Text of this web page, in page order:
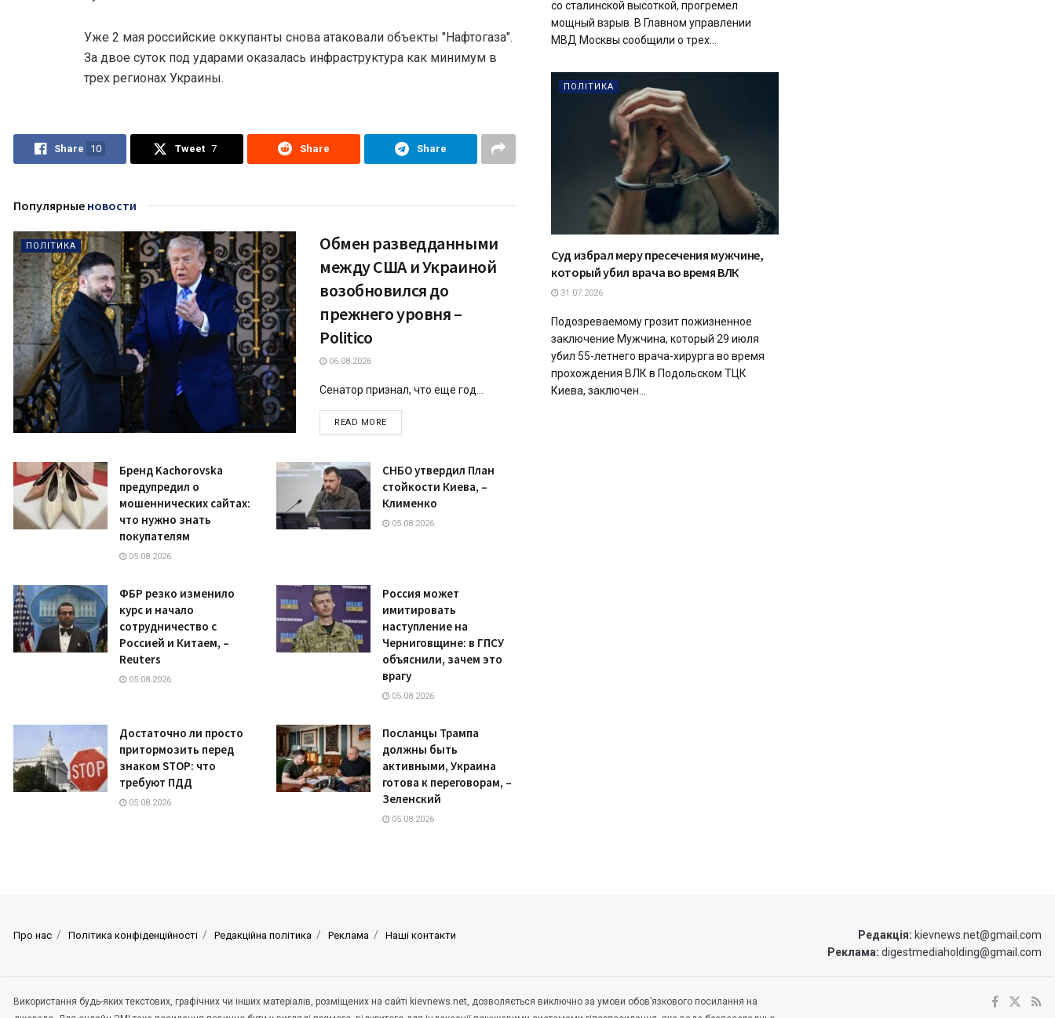
Уже 2 мая российские оккупанты снова атаковали объекты "Нафтогаза".
За двое суток под ударами оказалась инфраструктура как минимум в
трех регионах Украины.
Share 10 Tweet 7 Share Share
Популярные новости
ПОЛІТИКА
Обмен разведданными
между США и Украиной
возобновился до
прежнего уровня –
Politico
06.08.2026
Сенатор признал, что еще год...
READ MOREDETAILS
Бренд Kachorovska
предупредил о
мошеннических сайтах:
что нужно знать
покупателям
05.08.2026
СНБО утвердил План
стойкости Киева, –
Клименко
05.08.2026
ФБР резко изменило
курс и начало
сотрудничество с
Россией и Китаем, –
Reuters
05.08.2026
Россия может
имитировать
наступление на
Черниговщине: в ГПСУ
объяснили, зачем это
врагу
05.08.2026
Достаточно ли просто
притормозить перед
знаком STOP: что
требуют ПДД
05.08.2026
Посланцы Трампа
должны быть
активными, Украина
готова к переговорам, –
Зеленский
05.08.2026
со сталинской высоткой, прогремел
мощный взрыв. В Главном управлении
МВД Москвы сообщили о трех...
ПОЛІТИКА
Суд избрал меру пресечения мужчине,
который убил врача во время ВЛК
31.07.2026
Подозреваемому грозит пожизненное
заключение Мужчина, который 29 июля
убил 55-летнего врача-хирурга во время
прохождения ВЛК в Подольском ТЦК
Киева, заключен...
Про нас Політика конфіденційності Редакційна політика Реклама Наші контакти Редакція: kievnews.net@gmail.com
Реклама: digestmediaholding@gmail.com
Використання будь-яких текстових, графічних чи інших матеріалів, розміщених на сайті kievnews.net, дозволяється виключно за умови обов’язкового посилання на